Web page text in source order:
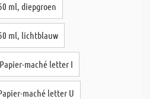
ml, diepgroen
ml, lichtblauw
Papier-maché letter I
maché letter U